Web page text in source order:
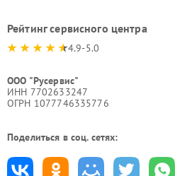
Рейтинг сервисного центра
4.9-5.0
ООО "Русервис"
ИНН 7702633247
ОГРН 1077746335776
Поделиться в соц. сетях: